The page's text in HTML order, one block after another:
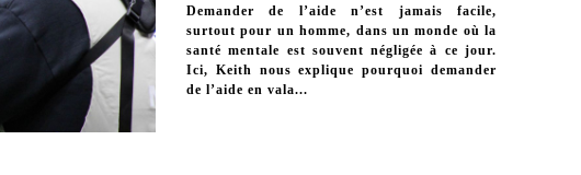
Demander de l’aide n’est jamais facile,
surtout pour un homme, dans un monde où la
santé mentale est souvent négligée à ce jour.
Ici, Keith nous explique pourquoi demander
de l’aide en vala...